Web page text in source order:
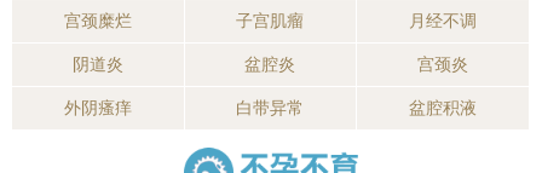
宫颈糜烂 子宫肌瘤 月经不调
阴道炎 盆腔炎 宫颈炎
外阴瘙痒 白带异常 盆腔积液